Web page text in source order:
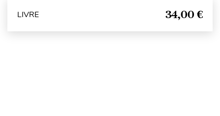
LIVRE 34,00 €